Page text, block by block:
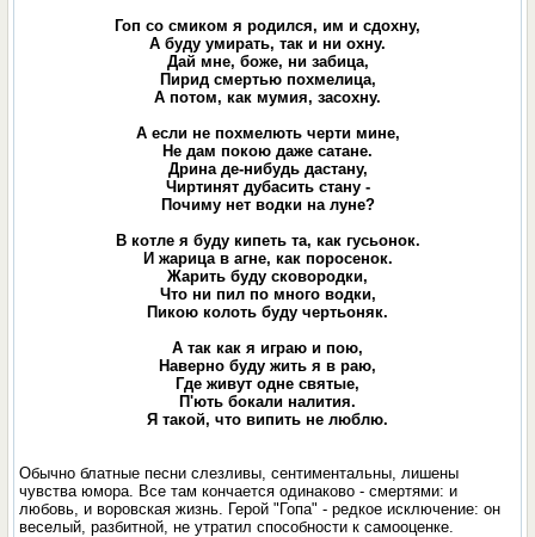
Гоп со смиком я родился, им и сдохну,
А буду умирать, так и ни охну.
Дай мне, боже, ни забица,
Пирид смертью похмелица,
А потом, как мумия, засохну.
А если не похмелють черти мине,
Не дам покою даже сатане.
Дрина де-нибудь дастану,
Чиртинят дубасить стану -
Почиму нет водки на луне?
В котле я буду кипеть та, как гусьонок.
И жарица в агне, как поросенок.
Жарить буду сковородки,
Что ни пил по много водки,
Пикою колоть буду чертьоняк.
А так как я играю и пою,
Наверно буду жить я в раю,
Где живут одне святые,
П'ють бокали налития.
Я такой, что випить не люблю.
Обычно блатные песни слезливы, сентиментальны, лишены
чувства юмора. Все там кончается одинаково - смертями: и
любовь, и воровская жизнь. Герой "Гопа" - редкое исключение: он
веселый, разбитной, не утратил способности к самооценке.